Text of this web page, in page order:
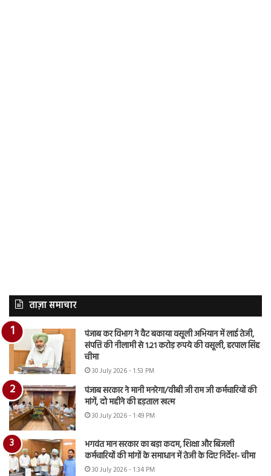
ताज़ा समाचार
पंजाब कर विभाग ने वैट बकाया वसूली अभियान में लाई तेजी,
संपत्ति की नीलामी से 1.21 करोड़ रुपये की वसूली, हरपाल सिंह
चीमा
30 July 2026 - 1:53 PM
पंजाब सरकार ने मानी मनरेगा/वीबी जी राम जी कर्मचारियों की
मांगें, दो महीने की हड़ताल खत्म
30 July 2026 - 1:49 PM
भगवंत मान सरकार का बड़ा कदम, शिक्षा और बिजली
कर्मचारियों की मांगों के समाधान में तेजी के दिए निर्देश- चीमा
30 July 2026 - 1:34 PM